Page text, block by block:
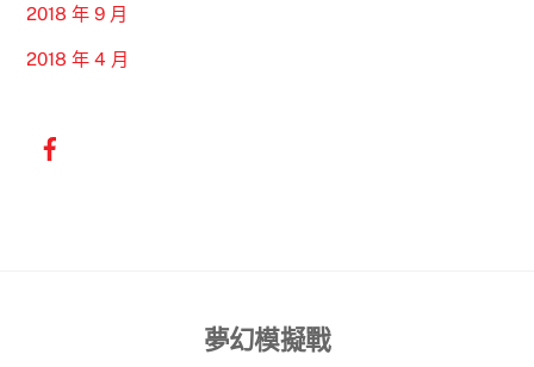
2018 年 9 月
2018 年 4 月
Back
夢幻模擬戰